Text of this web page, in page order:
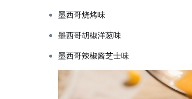
墨西哥烧烤味
墨西哥胡椒洋葱味
墨西哥辣椒酱芝士味